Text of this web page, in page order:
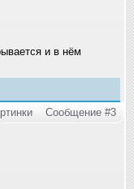
и в нём
Сообщение #3